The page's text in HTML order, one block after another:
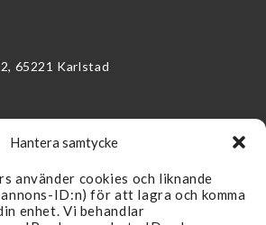
Hantera samtycke
använder cookies och liknande
ID:n) för att lagra och komma
enhet. Vi behandlar
65221 Karlstad